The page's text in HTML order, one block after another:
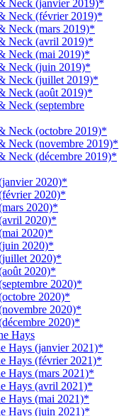
Neck (janvier 2019)*
Neck (février 2019)*
Neck (mars 2019)*
Neck (avril 2019)*
Neck (mai 2019)*
Neck (juin 2019)*
Neck (juillet 2019)*
Neck (août 2019)*
Neck (septembre
Neck (octobre 2019)*
Neck (novembre 2019)*
Neck (décembre 2019)*
2020)*
2020)*
2020)*
2020)*
2020)*
2020)*
2020)*
2020)*
2020)*
2020)*
2020)*
2020)*
Hays
Hays (janvier 2021)*
Hays (février 2021)*
Hays (mars 2021)*
Hays (avril 2021)*
Hays (mai 2021)*
Hays (juin 2021)*